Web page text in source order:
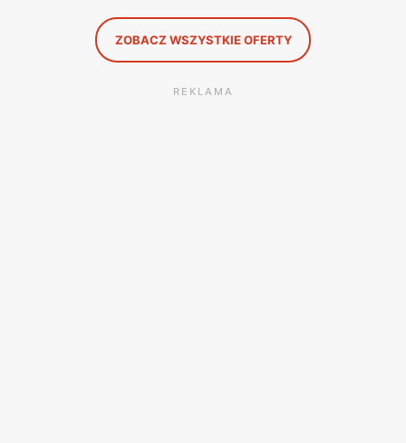
ZOBACZ WSZYSTKIE OFERTY
REKLAMA